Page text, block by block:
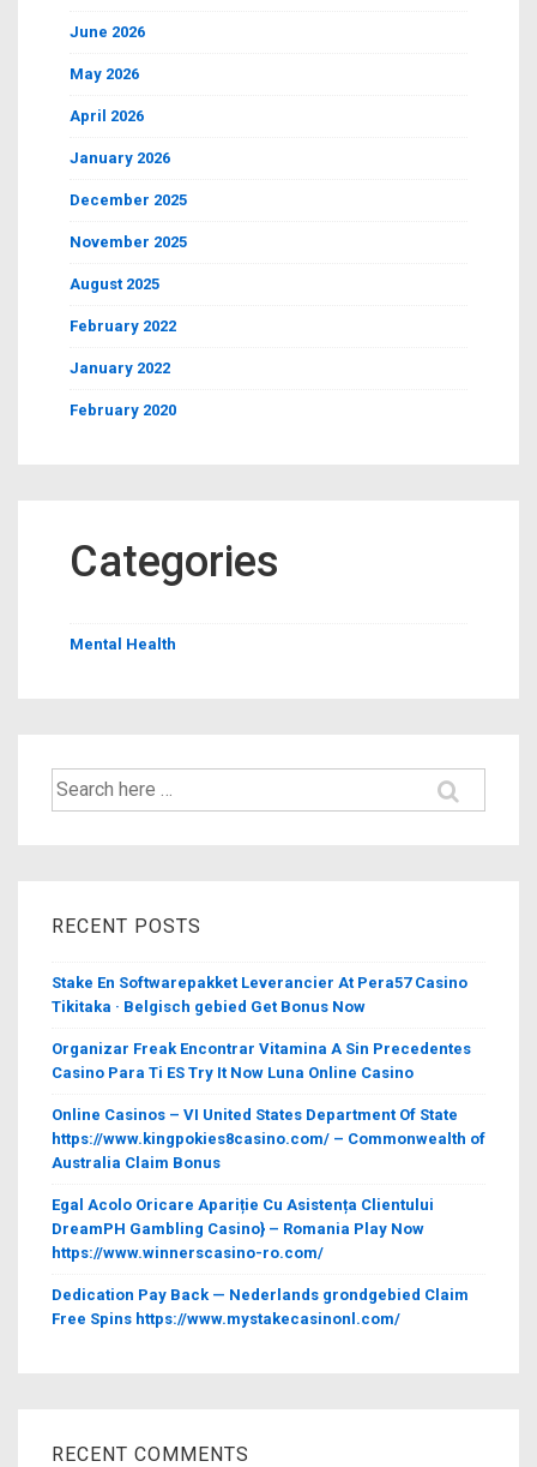
June 2026
May 2026
April 2026
January 2026
December 2025
November 2025
August 2025
February 2022
January 2022
February 2020
Categories
Mental Health
Search
RECENT POSTS
Stake En Softwarepakket Leverancier At Pera57 Casino
Tikitaka · Belgisch gebied Get Bonus Now
Organizar Freak Encontrar Vitamina A Sin Precedentes
Casino Para Ti ES Try It Now Luna Online Casino
Online Casinos – VI United States Department Of State
https://www.kingpokies8casino.com/ – Commonwealth of
Australia Claim Bonus
Egal Acolo Oricare Apariție Cu Asistența Clientului
DreamPH Gambling Casino} – Romania Play Now
https://www.winnerscasino-ro.com/
Dedication Pay Back — Nederlands grondgebied Claim
Free Spins https://www.mystakecasinonl.com/
RECENT COMMENTS